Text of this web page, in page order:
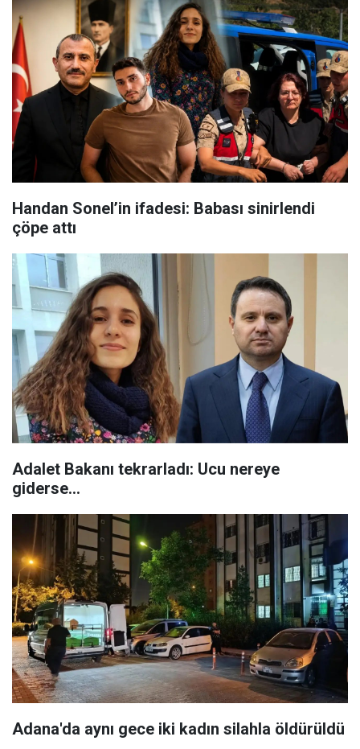
Handan Sonel’in ifadesi: Babası sinirlendi
çöpe attı
Adalet Bakanı tekrarladı: Ucu nereye
giderse…
Adana'da aynı gece iki kadın silahla öldürüldü